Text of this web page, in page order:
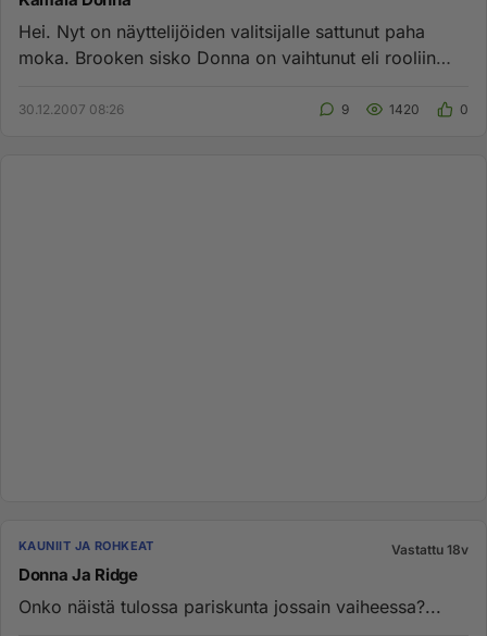
Hei. Nyt on näyttelijöiden valitsijalle sattunut paha
moka. Brooken sisko Donna on vaihtunut eli rooliin
30.12.2007 08:26 9 1420 0
KAUNIIT JA ROHKEAT Vastattu 18v
Donna Ja Ridge
Onko näistä tulossa pariskunta jossain vaiheessa?...